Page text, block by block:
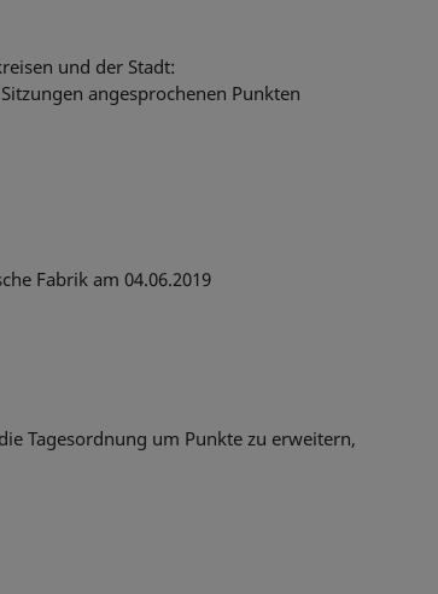
und der Stadt:
angesprochenen Punkten
Fabrik am 04.06.2019
Tagesordnung um Punkte zu erweitern,